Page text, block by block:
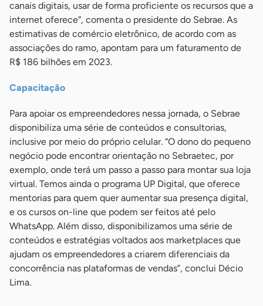
canais digitais, usar de forma proficiente os recursos que a
internet oferece”, comenta o presidente do Sebrae. As
estimativas de comércio eletrônico, de acordo com as
associações do ramo, apontam para um faturamento de
R$ 186 bilhões em 2023.
Capacitação
Para apoiar os empreendedores nessa jornada, o Sebrae
disponibiliza uma série de conteúdos e consultorias,
inclusive por meio do próprio celular. “O dono do pequeno
negócio pode encontrar orientação no Sebraetec, por
exemplo, onde terá um passo a passo para montar sua loja
virtual. Temos ainda o programa UP Digital, que oferece
mentorias para quem quer aumentar sua presença digital,
e os cursos on-line que podem ser feitos até pelo
WhatsApp. Além disso, disponibilizamos uma série de
conteúdos e estratégias voltados aos marketplaces que
ajudam os empreendedores a criarem diferenciais da
concorrência nas plataformas de vendas”, conclui Décio
Lima.